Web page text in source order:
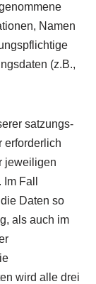
Namen
(z.B.,
satzungs-
erforderlich
jeweiligen
Fall
Daten so
als auch im
wird alle drei